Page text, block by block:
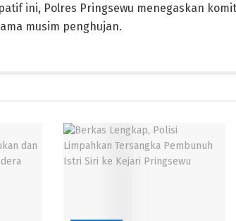
ini, Polres Pringsewu menegaskan
musim penghujan.